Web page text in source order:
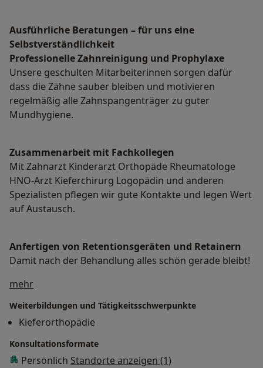
Ausführliche Beratungen – für uns eine
Selbstverständlichkeit
Professionelle Zahnreinigung und Prophylaxe
Unsere geschulten Mitarbeiterinnen sorgen dafür
dass die Zähne sauber bleiben und motivieren
regelmäßig alle Zahnspangenträger zu guter
Mundhygiene.
Zusammenarbeit mit Fachkollegen
Mit Zahnarzt Kinderarzt Orthopäde Rheumatologe
HNO-Arzt Kieferchirurg Logopädin und anderen
Spezialisten pflegen wir gute Kontakte und legen Wert
auf Austausch.
Anfertigen von Retentionsgeräten und Retainern
Damit nach der Behandlung alles schön gerade bleibt!
mehrÜber mich
Weiterbildungen und Tätigkeitsschwerpunkte
Kieferorthopädie
Konsultationsformate
Persönlich Standorte anzeigen (1)